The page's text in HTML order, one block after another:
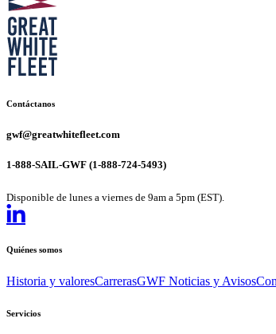
Contáctanos
gwf@greatwhitefleet.com
1-888-SAIL-GWF (1-888-724-5493)
Disponible de lunes a viernes de 9am a 5pm (EST).
Quiénes somos
Historia y valoresCarrerasGWF Noticias y Avisos
Servicios